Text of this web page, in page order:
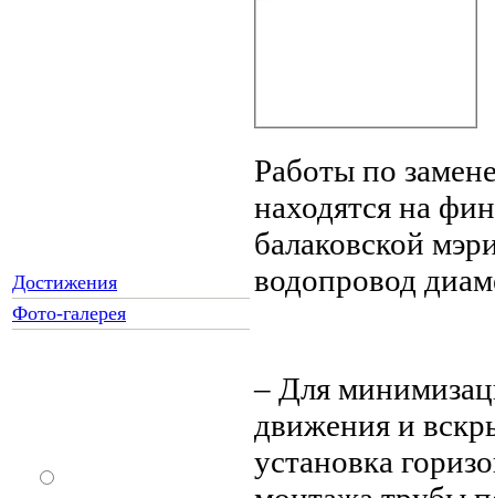
Достижения
Фото-галерея
Работы по
находятся на
балаковской
водопровод
– Для
движения и
установка